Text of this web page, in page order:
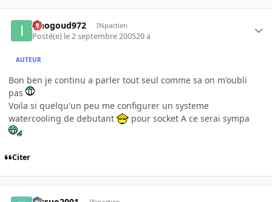
iznogoud972 INpactien
Posté(e) le 2 septembre 200520 a
AUTEUR
Bon ben je continu a parler tout seul comme sa on m'oubli
pas
Voila si quelqu'un peu me configurer un systeme
watercooling de debutant
pour socket A ce serai sympa
Citer